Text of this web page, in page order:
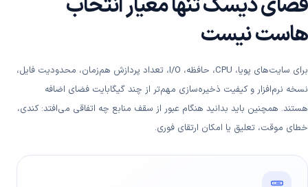
فضای دیسک تنها معیار انتخاب
هاست نیست
برای سایت‌های پویا، CPU، حافظه، I/O، تعداد پردازش هم‌زمان، محدودیت فایل،
نسخه نرم‌افزار و کیفیت ذخیره‌سازی مهم‌تر از چند گیگابایت فضای اضافه
هستند. همچنین باید بدانید هنگام عبور از سقف منابع چه اتفاقی می‌افتد: کندی،
خطای موقت، تعلیق یا امکان ارتقای فوری.